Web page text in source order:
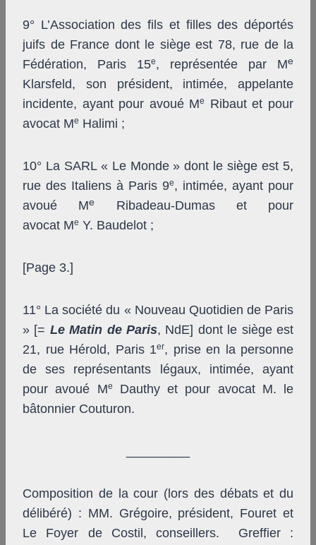
9° L’Association des fils et filles des déportés
juifs de France dont le siège est 78, rue de la
Fédération, Paris 15e, représentée par Me
Klarsfeld, son président, intimée, appelante
incidente, ayant pour avoué Me
Ribaut et pour
avocat Me Halimi ;
10° La SARL « Le Monde » dont le siège est 5,
rue des Italiens à Paris 9e, intimée, ayant pour
avoué Me
Ribadeau-Dumas et pour
avocat Me Y. Baudelot ;
[Page 3.]
11° La société du « Nouveau Quotidien de Paris
» [= Le Matin de Paris, NdE] dont le siège est
21, rue Hérold, Paris 1er, prise en la personne
de ses représentants légaux, intimée, ayant
pour avoué Me
Dauthy et pour avocat M. le
bâtonnier Couturon.
Composition de la cour (lors des débats et du
délibéré) : MM. Grégoire, président, Fouret et
Le Foyer de Costil, conseillers. Greffier :